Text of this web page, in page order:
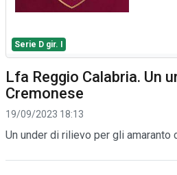
Serie D gir. I
Lfa Reggio Calabria. Un
Cremonese
19/09/2023 18:13
Un under di rilievo per gli amaranto